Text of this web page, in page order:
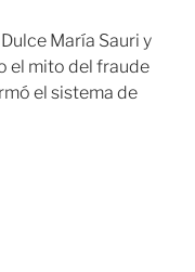
María Sauri y
el mito del fraude
el sistema de